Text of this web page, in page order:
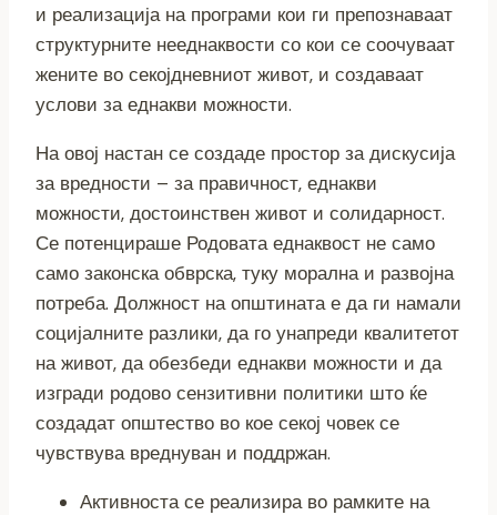
и реализација на програми кои ги препознаваат
структурните нееднаквости со кои се соочуваат
жените во секојдневниот живот, и создаваат
услови за еднакви можности.
На овој настан се создаде простор за дискусија
за вредности – за правичност, еднакви
можности, достоинствен живот и солидарност.
Се потенцираше Родовата еднаквост не само
само законска обврска, туку морална и развојна
потреба. Должност на општината е да ги намали
социјалните разлики, да го унапреди квалитетот
на живот, да обезбеди еднакви можности и да
изгради родово сензитивни политики што ќе
создадат општество во кое секој човек се
чувствува вреднуван и поддржан.
Активноста се реализира во рамките на